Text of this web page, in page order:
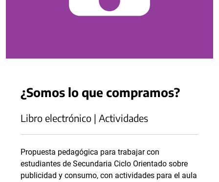
¿Somos lo que compramos?
Libro electrónico | Actividades
Propuesta pedagógica para trabajar con
estudiantes de Secundaria Ciclo Orientado sobre
publicidad y consumo, con actividades para el aula